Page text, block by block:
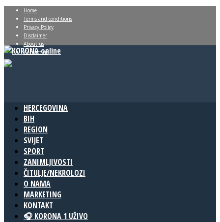
Home
Terms and conditions
Privacy Policy
Disclaimer
About us
Contact us
HERCEGOVINA
BIH
REGION
SVIJET
SPORT
ZANIMLJIVOSTI
ČITULJE/NEKROLOZI
O NAMA
MARKETING
KONTAKT
🎧 KORONA 1 UŽIVO